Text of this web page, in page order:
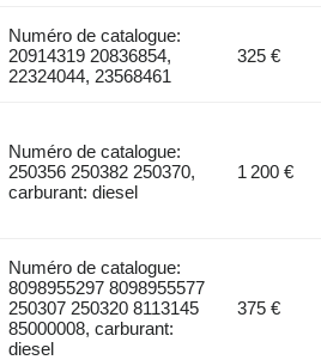
Numéro de catalogue:
20914319 20836854,
22324044, 23568461
325 €
Numéro de catalogue:
250356 250382 250370,
carburant: diesel
1 200 €
Numéro de catalogue:
8098955297 8098955577
250307 250320 8113145
85000008, carburant:
diesel
375 €